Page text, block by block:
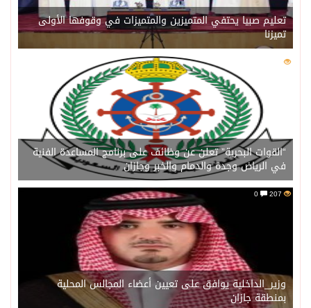
تعليم صبيا يحتفي المتميزين والمتميزات في وقوفها الأولى
تميزنا
210
“القوات البحرية” تعلن عن وظائف على برنامج المساعدة الفنية
في الرياض وجدة والدمام والخبر وجازان
207
وزير_الداخلية يوافق على تعيين أعضاء المجالس المحلية
بمنطقة جازان